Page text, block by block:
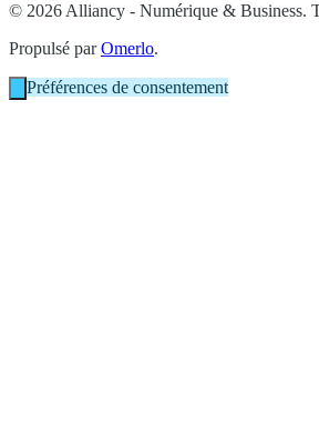
© 2026 Alliancy - Numérique & Business.
Propulsé parOmerlo.
Préférences de consentement